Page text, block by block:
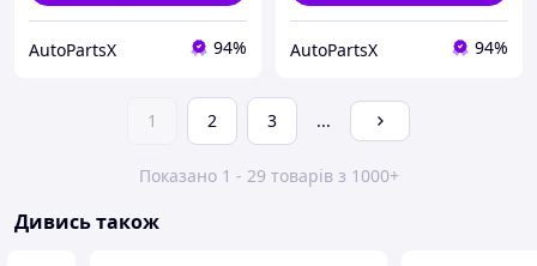
AutoPartsX 94% AutoPartsX 94%
1 2 3 ...
Показано 1 - 29 товарів з 1000+
Дивись також